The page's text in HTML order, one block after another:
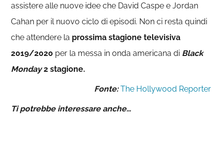
assistere alle nuove idee che David Caspe e Jordan
Cahan per il nuovo ciclo di episodi. Non ci resta quindi
che attendere la prossima stagione televisiva
2019/2020 per la messa in onda americana di Black
Monday2 stagione.
Fonte:The Hollywood Reporter
Ti potrebbe interessare anche…